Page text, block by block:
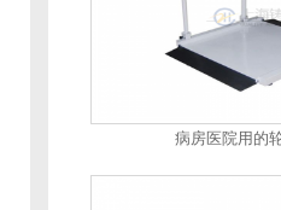
病房医院用的